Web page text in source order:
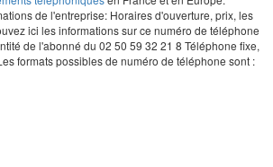
de l'entreprise: Horaires d'ouverture, prix, les
ici les informations sur ce numéro de téléphone
de l'abonné du 02 50 59 32 21 8 Téléphone fixe,
formats possibles de numéro de téléphone sont :